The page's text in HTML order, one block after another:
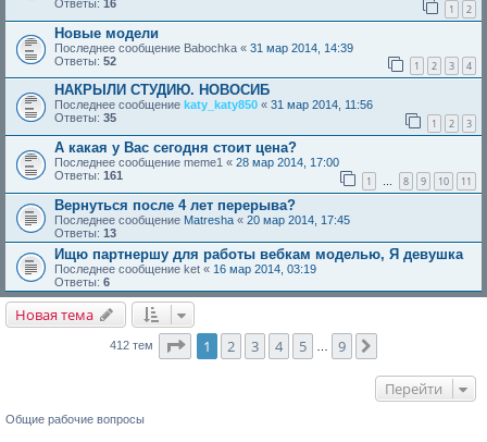
Ответы: 16 1 2
Новые модели
Последнее сообщение Babochka « 31 мар 2014, 14:39
Ответы: 52 1 2 3 4
НАКРЫЛИ СТУДИЮ. НОВОСИБ
Последнее сообщение katy_katy850 « 31 мар 2014, 11:56
Ответы: 35 1 2 3
А какая у Вас сегодня стоит цена?
Последнее сообщение meme1 « 28 мар 2014, 17:00
Ответы: 161 1 … 8 9 10 11
Вернуться после 4 лет перерыва?
Последнее сообщение Matresha « 20 мар 2014, 17:45
Ответы: 13
Ищю партнершу для работы вебкам моделью, Я девушка
Последнее сообщение ket « 16 мар 2014, 03:19
Ответы: 6
Новая тема
412 тем Страница1 из
1 2 3 4 5 9
Перейти
Общие рабочие вопросы